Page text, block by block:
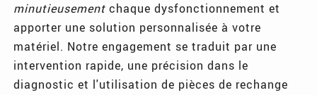
minutieusement chaque dysfonctionnement et
apporter une solution personnalisée à votre
matériel. Notre engagement se traduit par une
intervention rapide, une précision dans le
diagnostic et l'utilisation de pièces de rechange